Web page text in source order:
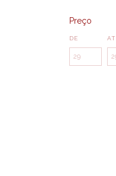
Preço
DE